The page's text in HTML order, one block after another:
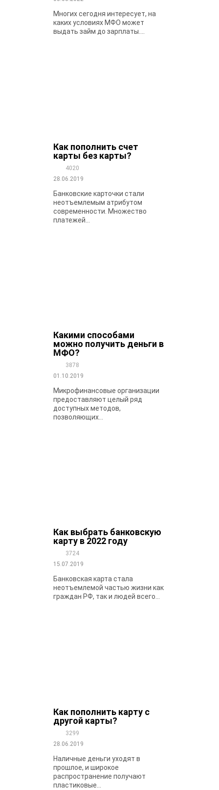
Многих сегодня интересует, на
каких условиях МФО может
выдать займ до зарплаты....
Как пополнить счет
карты без карты?
4020
28.06.2019
Банковские карточки стали
неотъемлемым атрибутом
современности. Множество
платежей...
Какими способами
можно получить деньги в
МФО?
3878
01.10.2019
Микрофинансовые организации
предоставляют целый ряд
доступных методов,
позволяющих...
Как выбрать банковскую
карту в 2022 году
3724
15.07.2019
Банковская карта стала
неотъемлемой частью жизни как
граждан РФ, так и людей всего...
Как пополнить карту с
другой карты?
3299
28.06.2019
Наличные деньги уходят в
прошлое, и широкое
распространение получают
пластиковые...